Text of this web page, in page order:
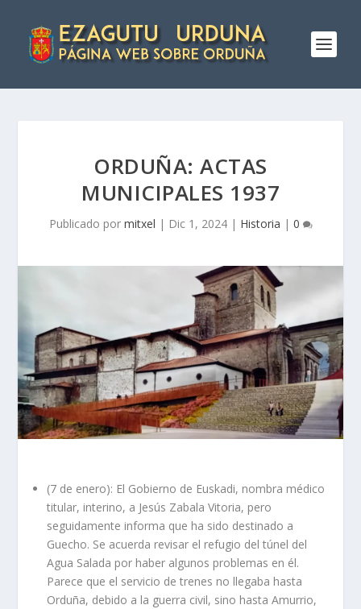
ORDUÑA: ACTAS
MUNICIPALES 1937
Publicado por mitxel | Dic 1, 2024| Historia | 0
(7 de enero): El Gobierno de Euskadi, nombra médico
titular, interino, a Jesús Zabala Vitoria, pero
seguidamente informa que ha sido destinado a
Guecho. Se acuerda revisar el refugio del túnel del
Agua Salada por haber algunos problemas en él.
Parece que el servicio de trenes no llegaba hasta
Orduña, debido a la guerra civil, sino hasta Amurrio,